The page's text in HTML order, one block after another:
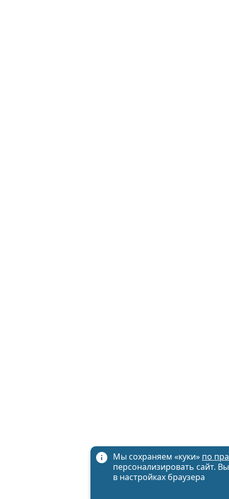
Мы сохраняем «куки» по
персонализировать сайт.
в настройках браузера